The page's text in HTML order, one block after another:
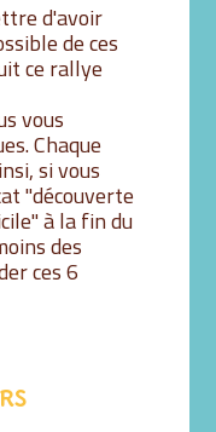
d'avoir
de ces
ce rallye
vous
Chaque
si vous
"découverte
à la fin du
des
ces 6